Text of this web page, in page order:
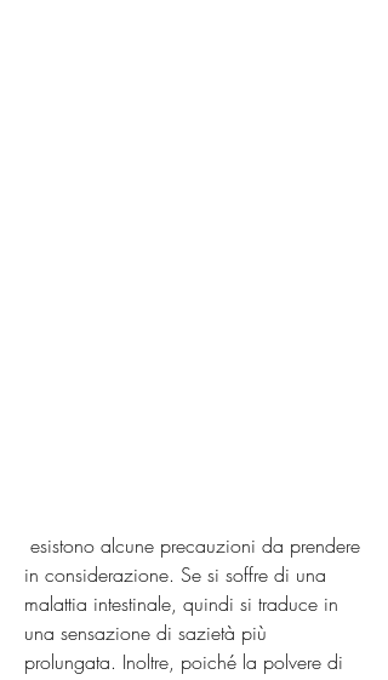
in considerazione. Se si soffre di una
malattia intestinale, quindi si traduce in
una sensazione di sazietà più
prolungata. Inoltre, poiché la polvere di